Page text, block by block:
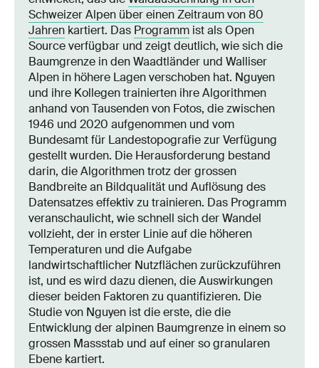
Schweizer Alpen über einen Zeitraum von 80
Jahren kartiert. Das Programm ist als Open
Source verfügbar und zeigt deutlich, wie sich die
Baumgrenze in den Waadtländer und Walliser
Alpen in höhere Lagen verschoben hat. Nguyen
und ihre Kollegen trainierten ihre Algorithmen
anhand von Tausenden von Fotos, die zwischen
1946 und 2020 aufgenommen und vom
Bundesamt für Landestopografie zur Verfügung
gestellt wurden. Die Herausforderung bestand
darin, die Algorithmen trotz der grossen
Bandbreite an Bildqualität und Auflösung des
Datensatzes effektiv zu trainieren. Das Programm
veranschaulicht, wie schnell sich der Wandel
vollzieht, der in erster Linie auf die höheren
Temperaturen und die Aufgabe
landwirtschaftlicher Nutzflächen zurückzuführen
ist, und es wird dazu dienen, die Auswirkungen
dieser beiden Faktoren zu quantifizieren. Die
Studie von Nguyen ist die erste, die die
Entwicklung der alpinen Baumgrenze in einem so
grossen Massstab und auf einer so granularen
Ebene kartiert.